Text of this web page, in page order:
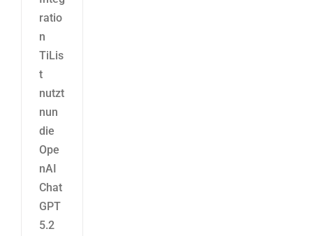
ratio
n
TiLis
t
nutzt
nun
die
Ope
nAI
Chat
GPT
5.2